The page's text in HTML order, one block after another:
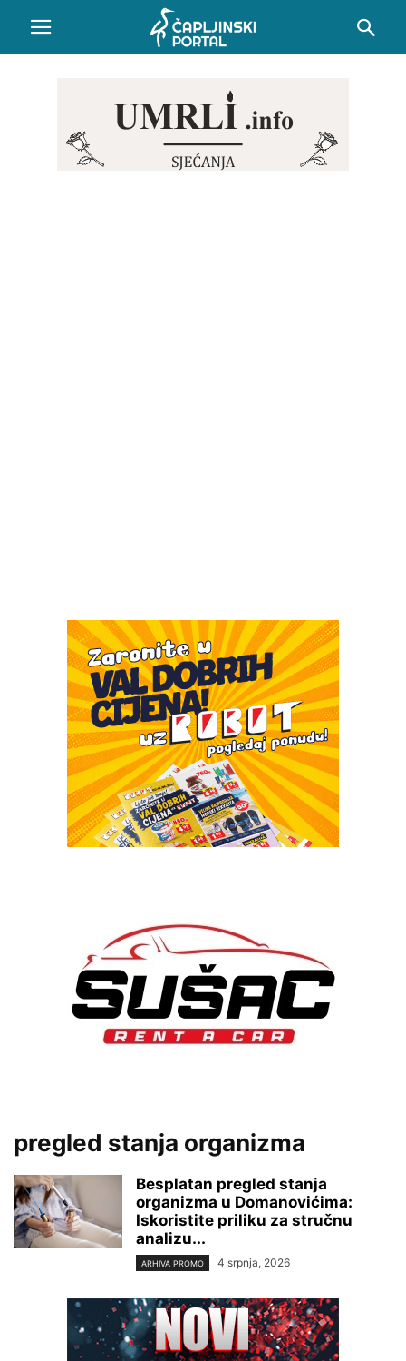
pregled stanja organizma
Besplatan pregled stanja
organizma u Domanovićima:
Iskoristite priliku za stručnu
analizu...
ARHIVA PROMO 4 srpnja, 2026